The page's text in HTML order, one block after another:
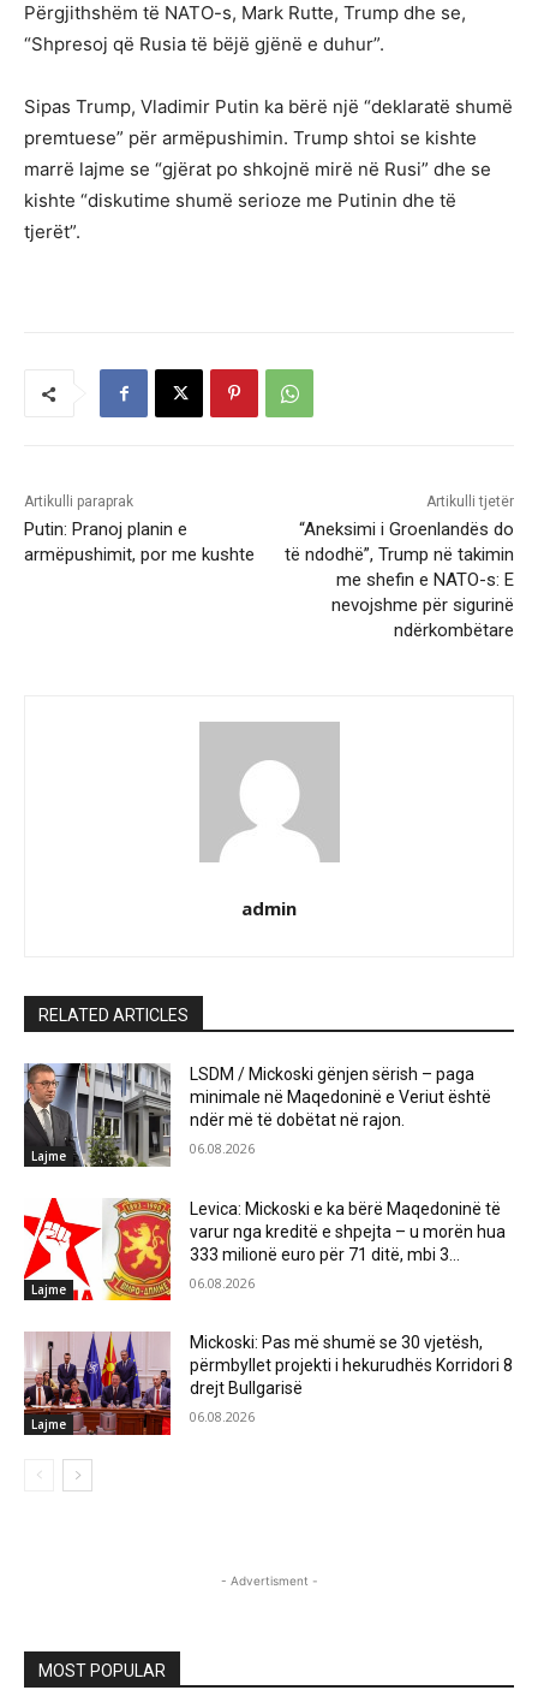
Përgjithshëm të NATO-s, Mark Rutte, Trump dhe se,
“Shpresoj që Rusia të bëjë gjënë e duhur”.
Sipas Trump, Vladimir Putin ka bërë një “deklaratë shumë
premtuese” për armëpushimin. Trump shtoi se kishte
marrë lajme se “gjërat po shkojnë mirë në Rusi” dhe se
kishte “diskutime shumë serioze me Putinin dhe të
tjerët”.
Artikulli paraprak
Putin: Pranoj planin e
armëpushimit, por me kushte
Artikulli tjetër
“Aneksimi i Groenlandës do
të ndodhë”, Trump në takimin
me shefin e NATO-s: E
nevojshme për sigurinë
ndërkombëtare
admin
RELATED ARTICLES
Lajme
LSDM / Mickoski gënjen sërish – paga
minimale në Maqedoninë e Veriut është
ndër më të dobëtat në rajon.
06.08.2026
Lajme
Levica: Mickoski e ka bërë Maqedoninë të
varur nga kreditë e shpejta – u morën hua
333 milionë euro për 71 ditë, mbi 3...
06.08.2026
Lajme
Mickoski: Pas më shumë se 30 vjetësh,
përmbyllet projekti i hekurudhës Korridori 8
drejt Bullgarisë
06.08.2026
- Advertisment -
MOST POPULAR